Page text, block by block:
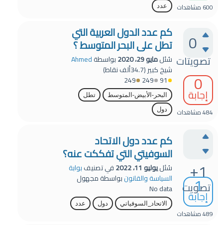
600 مشاهدات
عدد
0
تصويتات
0
إجابة
484مشاهدات
كم عدد الدول العربية التي
تطل على البحر المتوسط ؟
سُئلمايو 29، 2020 بواسطةAhmed
شيخ كبير(34.7ألف
نقاط)
91
249
249
البحر-الأبيض-المتوسط
تطل
دول
+1
تصويت
1
إجابة
489مشاهدات
كم عدد دول الاتحاد
السوفيتي التي تفككت عنه؟
سُئليوليو 11، 2022 في تصنيفبوابة
السياسة والقانونبواسطةمجهول
No data
الاتحاد_السوفياتي دول عدد